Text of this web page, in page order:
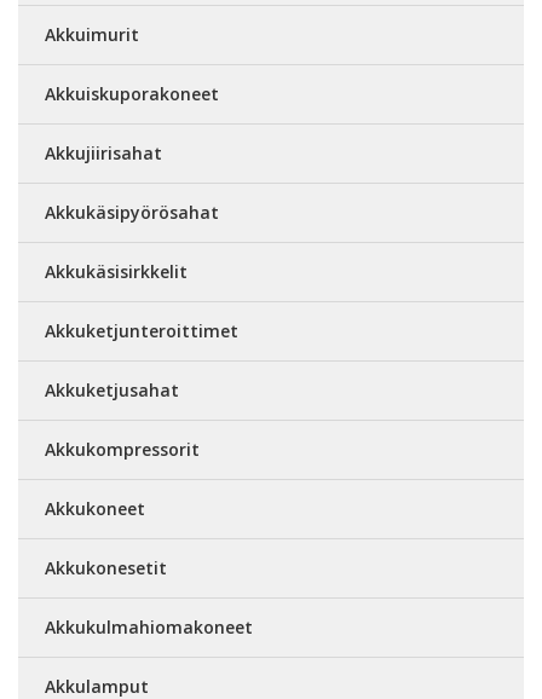
Akkuimurit
Akkuiskuporakoneet
Akkujiirisahat
Akkukäsipyörösahat
Akkukäsisirkkelit
Akkuketjunteroittimet
Akkuketjusahat
Akkukompressorit
Akkukoneet
Akkukonesetit
Akkukulmahiomakoneet
Akkulamput